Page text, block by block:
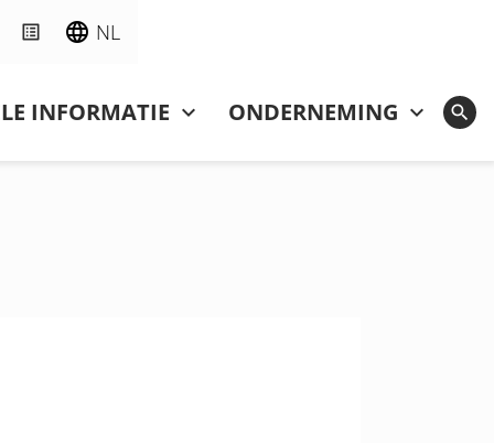
NL
INFORMATIE ONDERNEMING